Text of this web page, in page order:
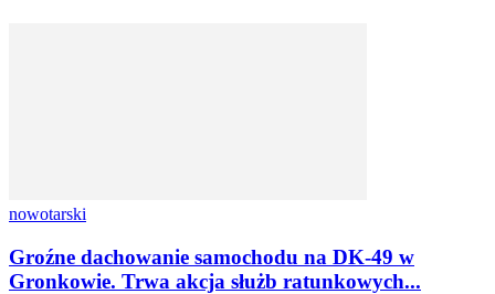
nowotarski
Groźne dachowanie samochodu na DK-49 w
Gronkowie. Trwa akcja służb ratunkowych...